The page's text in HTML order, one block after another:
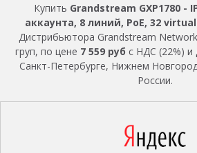
Купить Grandstream GXP1780 -
аккаунта, 8 линий, PoE, 32
Дистрибьютора Grandstream
груп, по цене 7 559 руб с НДС (22%) и
Санкт-Петербурге, Нижнем
России.